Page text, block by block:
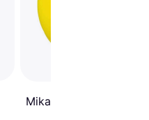
Mikasa VS170W-Y-BL